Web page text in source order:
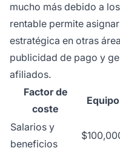
mucho más debido a
rentable permite
estratégica en otras
publicidad de pago y
afiliados.
Factor de
coste
Salarios y
beneficios